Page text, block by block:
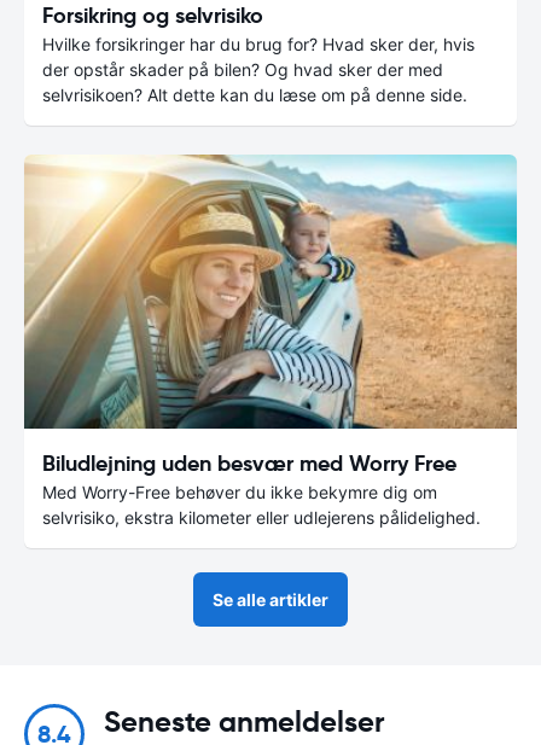
Forsikring og selvrisiko
Hvilke forsikringer har du brug for? Hvad sker der, hvis
der opstår skader på bilen? Og hvad sker der med
selvrisikoen? Alt dette kan du læse om på denne side.
Biludlejning uden besvær med Worry Free
Med Worry-Free behøver du ikke bekymre dig om
selvrisiko, ekstra kilometer eller udlejerens pålidelighed.
Se alle artikler
8.4 Seneste anmeldelser